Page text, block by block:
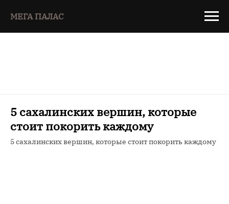
МЕГА ПАЛАС
5 сахалинских вершин, которые
стоит покорить каждому
5 сахалинских вершин, которые стоит покорить каждому